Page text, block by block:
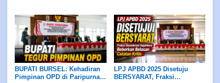
Usut Tuntas
Jalan Ambalau
BUPATI BURSEL: Kehadiran
Pimpinan OPD di Paripurna
LPJ APBD 2025 Disetuju
BERSYARAT, Fraksi